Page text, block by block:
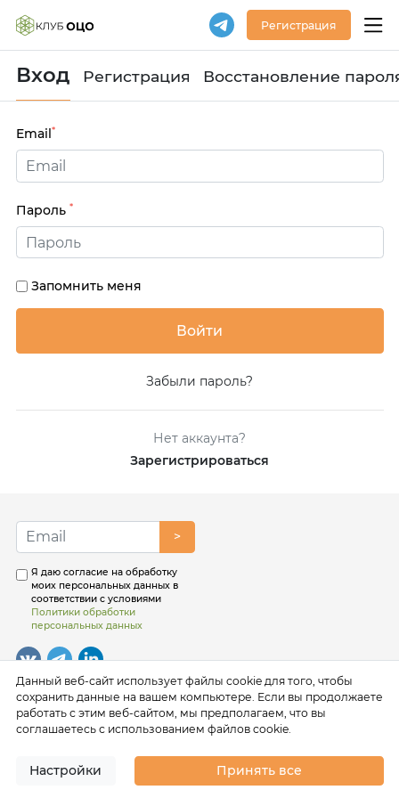
Регистрация
Вход Регистрация Восстановление
Email*
Пароль *
Запомнить меня
Забыли пароль?
Нет аккаунта?
Зарегистрироваться
>
Я даю согласие на обработку
моих персональных данных в
соответствии с условиями
Политики обработки
персональных данных
Данный веб-сайт использует файлы cookie для того, чтобы
сохранить данные на вашем компьютере. Если вы продолжаете
работать с этим веб-сайтом, мы предполагаем, что вы
соглашаетесь с использованием файлов cookie.
Настройки Принять все